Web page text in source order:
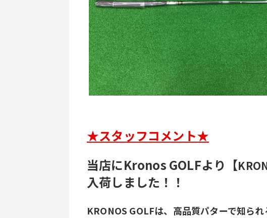
★スタッフコメント★
当店にKronos GOLFより【
入荷しました！！
KRONOS GOLFは、高品質パターで知られ